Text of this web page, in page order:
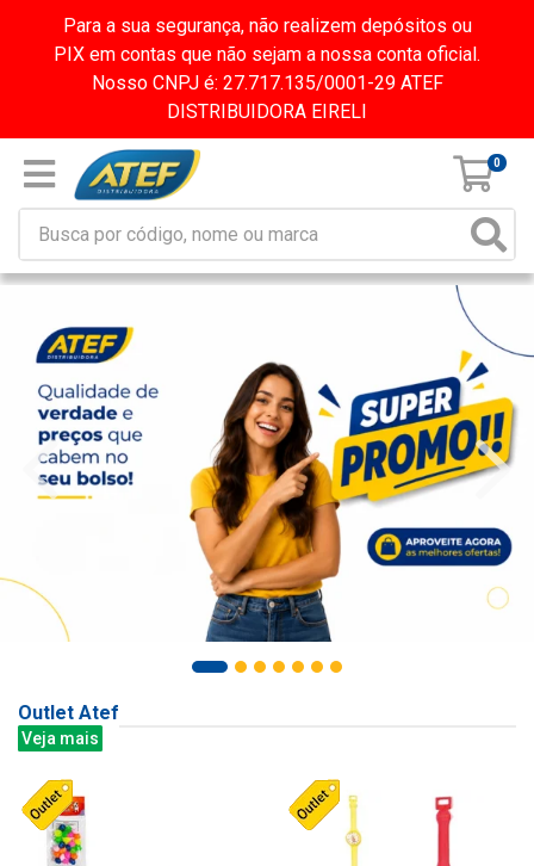
Para a sua segurança, não realizem depósitos ou
PIX em contas que não sejam a nossa conta oficial.
Nosso CNPJ é: 27.717.135/0001-29 ATEF
DISTRIBUIDORA EIRELI
0
Outlet Atef
Veja mais